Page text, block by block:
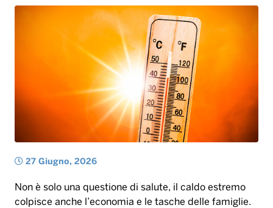
Radio Norba Consiglia
Leggerissime
Oroscopo
Speciale Astrabilia 2026
Battiti Live 2026
Gallery
27 Giugno, 2026
Non è solo una questione di salute, il caldo estremo
colpisce anche l’economia e le tasche delle famiglie.